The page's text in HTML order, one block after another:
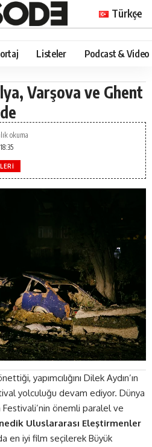
Türkçe
Listeler Podcast & Video
Varşova ve Ghent
okuma
yapımcılığını Dilek Aydın’ın
yolculuğu devam ediyor. Dünya
önemli paralel ve
Uluslararası Eleştirmenler
en iyi film seçilerek Büyük